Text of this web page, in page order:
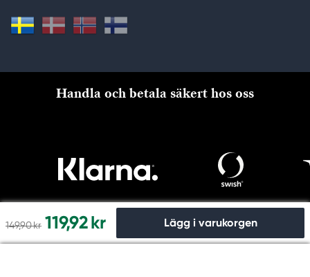
149,90 kr 119,92 kr Lägg i varukorgen
Handla och betala säkert hos oss